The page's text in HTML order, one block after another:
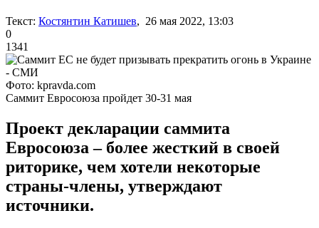
Текст: Костянтин Катишев, 26 мая 2022, 13:03
0
1341
Фото: kpravda.com
Саммит Евросоюза пройдет 30-31 мая
Проект декларации саммита
Евросоюза – более жесткий в своей
риторике, чем хотели некоторые
страны-члены, утверждают
источники.